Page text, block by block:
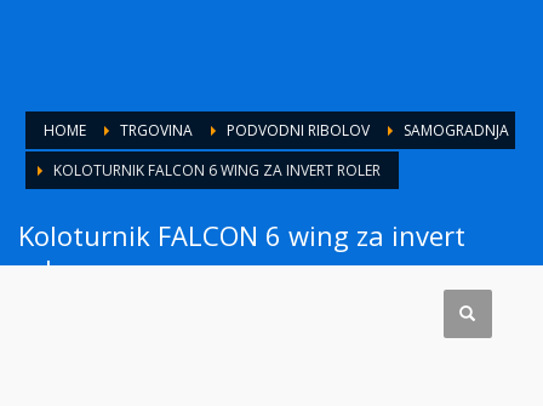
HOME TRGOVINA PODVODNI RIBOLOV
SAMOGRADNJA
KOLOTURNIK FALCON 6 WING ZA INVERT ROLER
Koloturnik FALCON 6 wing za invert
roler